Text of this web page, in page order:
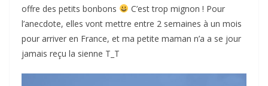
offre des petits bonbons
C’est trop mignon ! Pour
l’anecdote, elles vont mettre entre 2 semaines à un mois
pour arriver en France, et ma petite maman n’a a se jour
jamais reçu la sienne T_T